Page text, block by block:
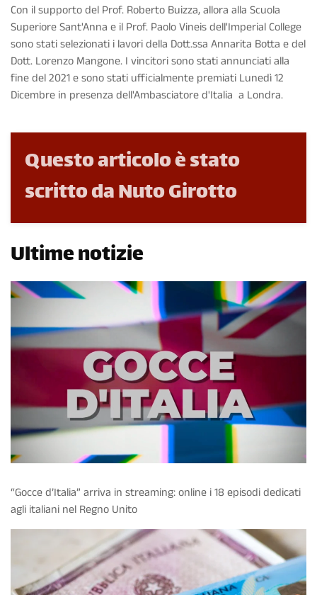
Con il supporto del Prof. Roberto Buizza, allora alla Scuola
Superiore Sant'Anna e il Prof. Paolo Vineis dell'Imperial College
sono stati selezionati i lavori della Dott.ssa Annarita Botta e del
Dott. Lorenzo Mangone. I vincitori sono stati annunciati alla
fine del 2021 e sono stati ufficialmente premiati Lunedì 12
Dicembre in presenza dell'Ambasciatore d'Italia a Londra.
Questo articolo è stato
scritto da Nuto Girotto
Ultime notizie
“Gocce d’Italia” arriva in streaming: online i 18 episodi dedicati
agli italiani nel Regno Unito